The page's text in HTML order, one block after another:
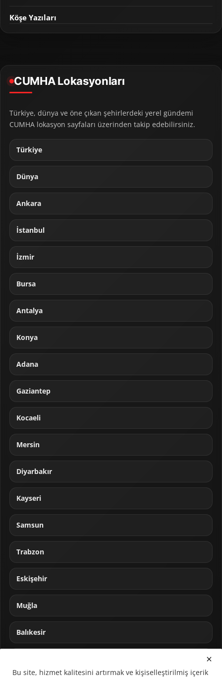
Köşe Yazıları
CUMHA Lokasyonları
Türkiye, dünya ve öne çıkan şehirlerdeki yerel gündemi
CUMHA lokasyon sayfaları üzerinden takip edebilirsiniz.
Türkiye
Dünya
Ankara
İstanbul
İzmir
Bursa
Antalya
Konya
Adana
Gaziantep
Kocaeli
Mersin
Diyarbakır
Kayseri
Samsun
Trabzon
Eskişehir
Muğla
Balıkesir
Bu site, hizmet kalitesini artırmak ve kişiselleştirilmiş içerik